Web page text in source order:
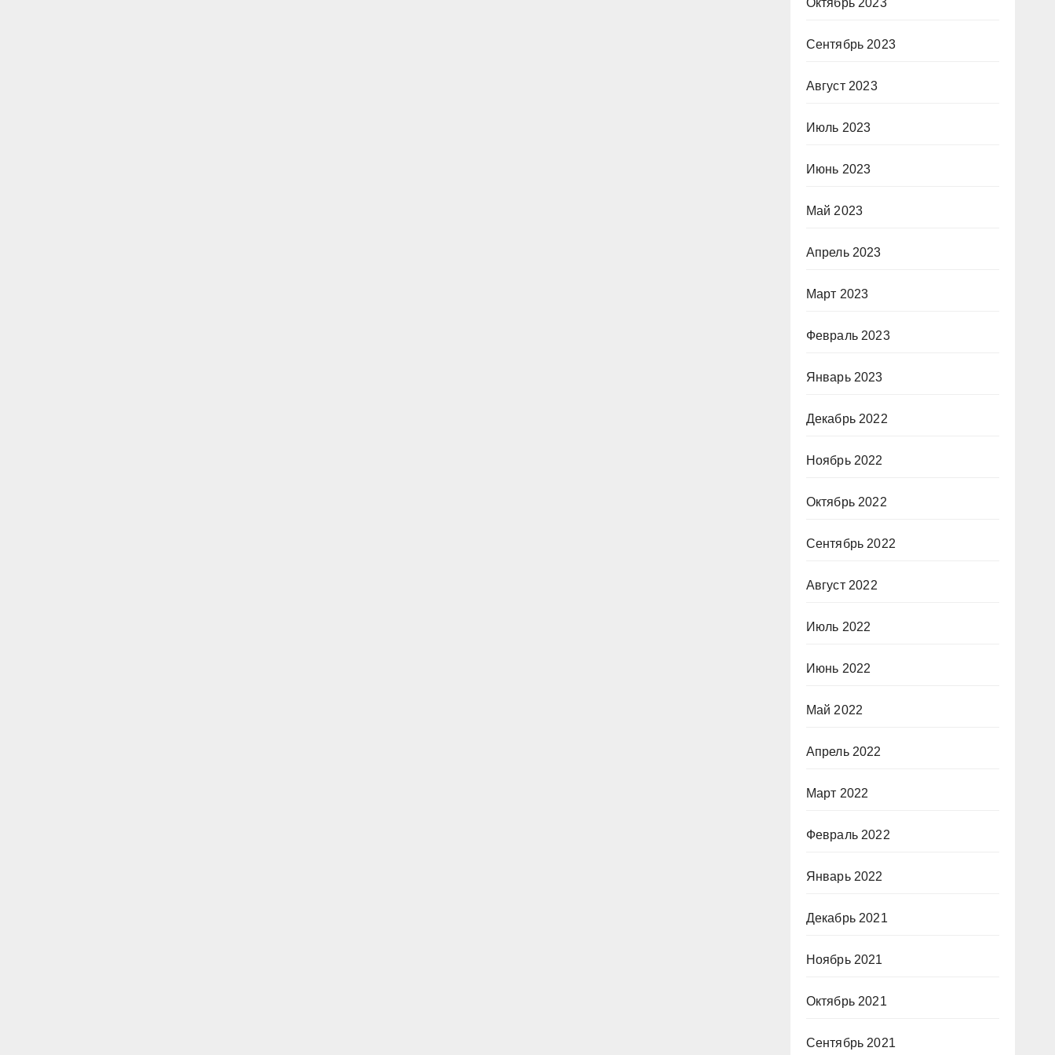
Октябрь 2023
Сентябрь 2023
Август 2023
Июль 2023
Июнь 2023
Май 2023
Апрель 2023
Март 2023
Февраль 2023
Январь 2023
Декабрь 2022
Ноябрь 2022
Октябрь 2022
Сентябрь 2022
Август 2022
Июль 2022
Июнь 2022
Май 2022
Апрель 2022
Март 2022
Февраль 2022
Январь 2022
Декабрь 2021
Ноябрь 2021
Октябрь 2021
Сентябрь 2021